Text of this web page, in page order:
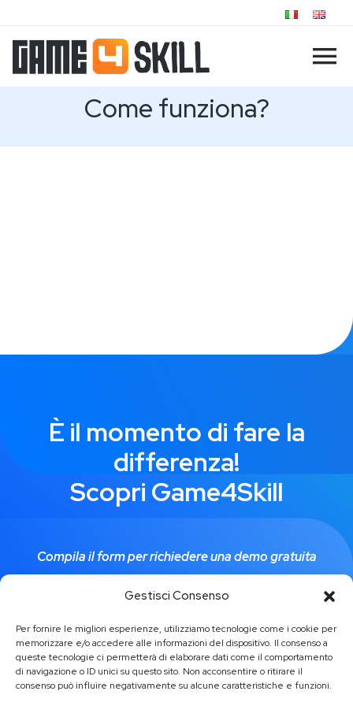
Gestisci Consenso
Per fornire le migliori esperienze, utilizziamo tecnologie come i cookie per
memorizzare e/o accedere alle informazioni del dispositivo. Il consenso a
queste tecnologie ci permetterà di elaborare dati come il comportamento
di navigazione o ID unici su questo sito. Non acconsentire o ritirare il
consenso può influire negativamente su alcune caratteristiche e funzioni.
Come funziona?
È il momento di fare la
differenza!
Scopri Game4Skill
Compila il form per richiedere una demo gratuita
Contattaci per una demo